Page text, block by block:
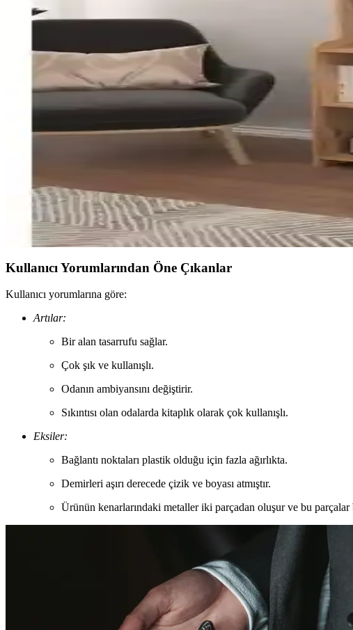
Kenz Life ve Sensa kitaplıklarının tasarım, malzeme ve kullanım kolaylığı
Küçük ve büyük kitaplıklar karşılaştırması: malzeme,
İki farklı kitaplık ürününü malzeme, tasarım, montaj ve dayanıklılık
Midoser Lisa 4 Kapaklı Beyaz Vitrin Kitaplık ve Çok
Midoser Lisa 4 Kapaklı Beyaz Vitrin Kitaplık ve Çok Amaçlı Dolap, şık
Nur Mobilya 3'lü ve 4'lü arkalıklı kitaplık modellerinin
Nur Mobilya'nın 3'lü ve 4'lü arkalıklı kitaplık modelleri, malzeme, kurulum ve
Pratico Etna ve Yeti Mobilya Kuta Kitaplık Karşılaştırması:
Pratico Etna ve Yeti Mobilya Kuta kitaplıklarının malzeme, tasarım, kullanım
Kullanıcı Yorumlarından Öne Çıkanlar
Kullanıcı yorumlarına göre:
Artılar:
Bir alan tasarrufu sağlar.
Çok şık ve kullanışlı.
Odanın ambiyansını değiştirir.
Sıkıntısı olan odalarda kitaplık olarak çok kullanışlı.
Eksiler:
Bağlantı noktaları plastik olduğu için fazla ağırlıkta.
Demirleri aşırı derecede çizik ve boyası atmıştır.
Ürünün kenarlarındaki metaller iki parçadan oluşur ve bu